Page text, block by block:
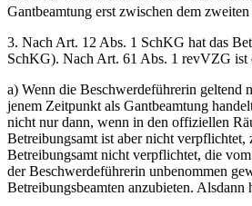
Gantbeamtung erst zwischen dem
3. Nach Art. 12 Abs. 1 SchKG hat das
SchKG). Nach Art. 61 Abs. 1 revVZG ist
a) Wenn die Beschwerdeführerin geltend
jenem Zeitpunkt als Gantbeamtung
nicht nur dann, wenn in den offiziellen
Betreibungsamt ist aber nicht
Betreibungsamt nicht verpflichtet, die
der Beschwerdeführerin unbenommen
Betreibungsbeamten anzubieten.